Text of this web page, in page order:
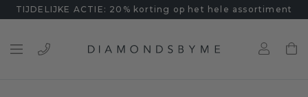
TIJDELIJKE ACTIE: 20% korting op het hele assortiment